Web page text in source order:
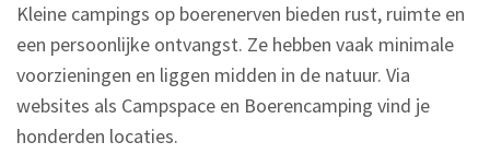
Kleine campings op boerenerven bieden rust, ruimte en
een persoonlijke ontvangst. Ze hebben vaak minimale
voorzieningen en liggen midden in de natuur. Via
websites als Campspace en Boerencamping vind je
honderden locaties.